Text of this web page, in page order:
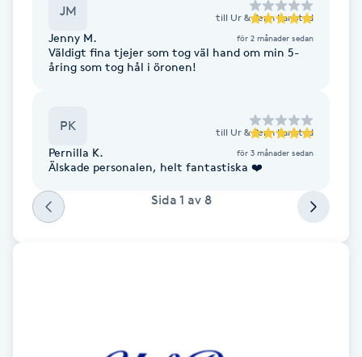
Damklippning
Diamantslipning
Enzympeeling
Eyeliner-tatuering
JM till Ur & Penn Karlstad
Jenny M. för 2 månader sedan
Väldigt fina tjejer som tog väl hand om min 5-
åring som tog hål i öronen!
PK till Ur & Penn Karlstad
Pernilla K. för 3 månader sedan
Älskade personalen, helt fantastiska ❤️
Sida 1 av 8